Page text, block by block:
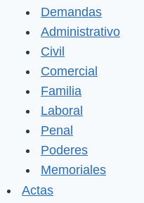
Demandas
Administrativo
Civil
Comercial
Familia
Laboral
Penal
Poderes
Memoriales
Actas